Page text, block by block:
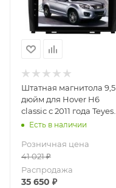
Штатная магнитола 9,5
дюйм для Hover H6
classic с 2011 года Teyes
CC4 3414-6875 экран 2K
Есть в наличии
Розничная цена
41 021₽
Распродажа
35 650 ₽